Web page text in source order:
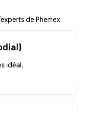
de Phemex
idéal.